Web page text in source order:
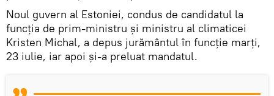
Noul guvern al Estoniei, condus de candidatul la
funcția de prim-ministru și ministru al climaticei
Kristen Michal, a depus jurământul în funcție marți,
23 iulie, iar apoi și-a preluat mandatul.